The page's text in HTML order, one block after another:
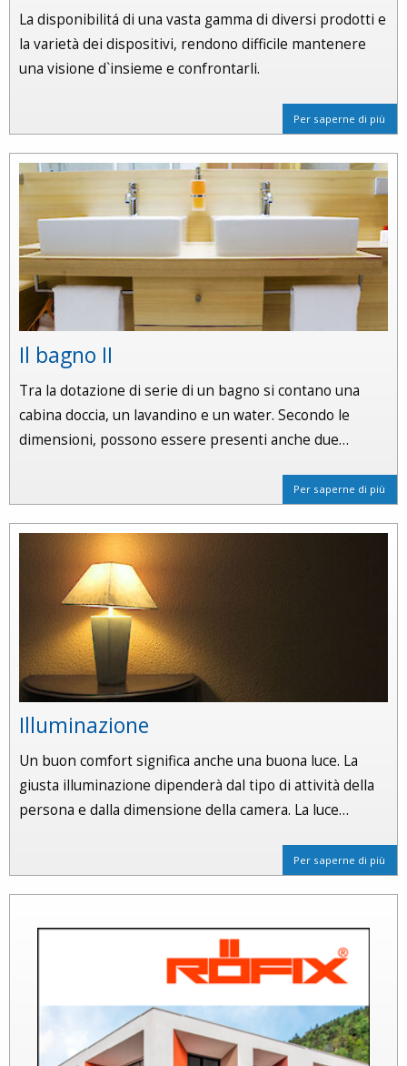
La disponibilitá di una vasta gamma di diversi prodotti e
la varietà dei dispositivi, rendono difficile mantenere
una visione d`insieme e confrontarli.
Per saperne di più
Il bagno II
Tra la dotazione di serie di un bagno si contano una
cabina doccia, un lavandino e un water. Secondo le
dimensioni, possono essere presenti anche due…
Per saperne di più
Illuminazione
Un buon comfort significa anche una buona luce. La
giusta illuminazione dipenderà dal tipo di attività della
persona e dalla dimensione della camera. La luce…
Per saperne di più